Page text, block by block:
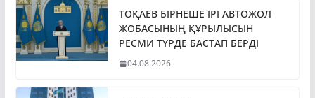
ЖОБАСЫНЫҢ ҚҰРЫЛЫСЫН
РЕСМИ ТҮРДЕ БАСТАП БЕРДІ
04.08.2026